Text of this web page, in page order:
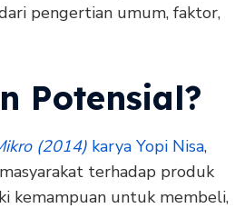
pengertian umum, faktor,
Potensial?
(2014) karya Yopi Nisa,
terhadap produk
kemampuan untuk membeli,